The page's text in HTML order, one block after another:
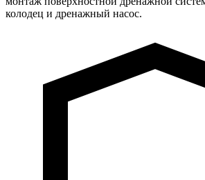
колодец и дренажный насос.